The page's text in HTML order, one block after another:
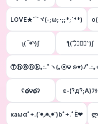
LOVE★⌒ヾ(-;ω;･;;*;`**)
ʅ( ‾⊖◝)ʃ ƪ(΄◞ิ۝◟ิ‵)ʃ
Ⓣⓗⓐⓝⓚ｡:.ﾟヽ(｡☉౪ ⊙♥)ﾉﾟ.:
ʕథ౪థʔ ε-(◔ิд◔ิ;A)ﾌｩ
каωαﾟ+.(´◉◞⊖◟◉`)bﾟ+.ﾟЁ❤